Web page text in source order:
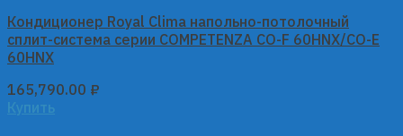
Кондиционер Royal Clima напольно-потолочный
сплит-система серии COMPETENZA CO-F 60HNX/CO-E
60HNX
165,790.00 ₽
Купить